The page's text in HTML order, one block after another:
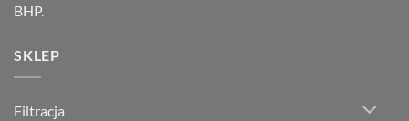
BHP.
SKLEP
Filtracja